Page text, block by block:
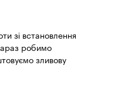
зі встановлення
робимо
зливову